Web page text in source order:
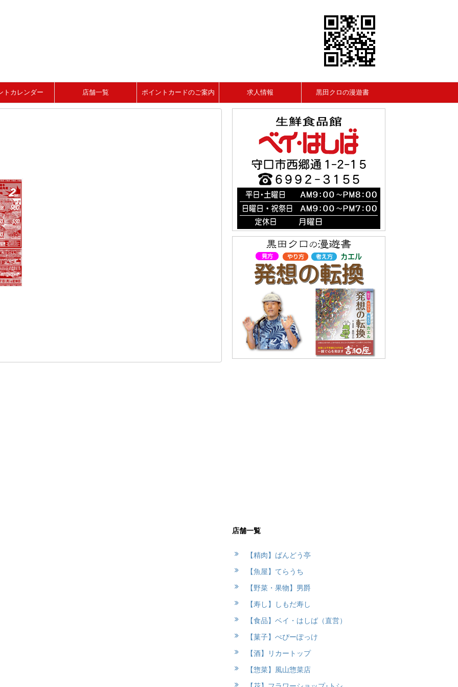
トカレンダー 店舗一覧 ポイントカードのご案内 求人情報 黒田クロの漫遊書
店舗一覧
【精肉】ばんどう亭
【魚屋】てらうち
【野菜・果物】男爵
【寿し】しもだ寿し
【食品】ベイ・はしば（直営）
【菓子】ぺぴーぽっけ
【酒】リカートップ
【惣菜】風山惣菜店